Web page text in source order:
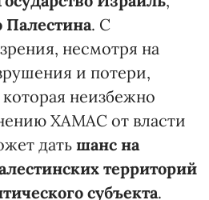
Палестина. С
несмотря на
и потери,
неизбежно
ХАМАС от власти
дать шанс на
территорий
субъекта.